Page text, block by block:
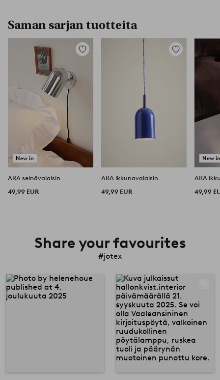
Saman sarjan tuotteita
New in
Lisää
ARA seinävalaisin
49,99 EUR
Lisää
suosikkeihin
ARA ikkunavalaisin
49,99 EUR
New
ARA
49,99
Share your favourites
#jotex